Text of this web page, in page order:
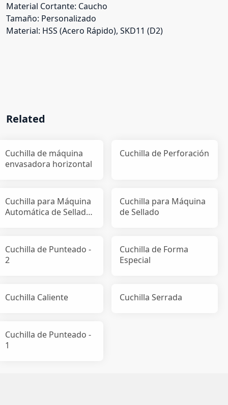
Material Cortante: Caucho
Tamaño: Personalizado
Material: HSS (Acero Rápido), SKD11 (D2)
Related
Cuchilla de máquina
envasadora horizontal
Cuchilla de Perforación
Cuchilla para Máquina
Automática de Sellado
Cuchilla para Máquina
de Sellado
Cuchilla de Punteado -
2
Cuchilla de Forma
Especial
Cuchilla Caliente Cuchilla Serrada
Cuchilla de Punteado -
1